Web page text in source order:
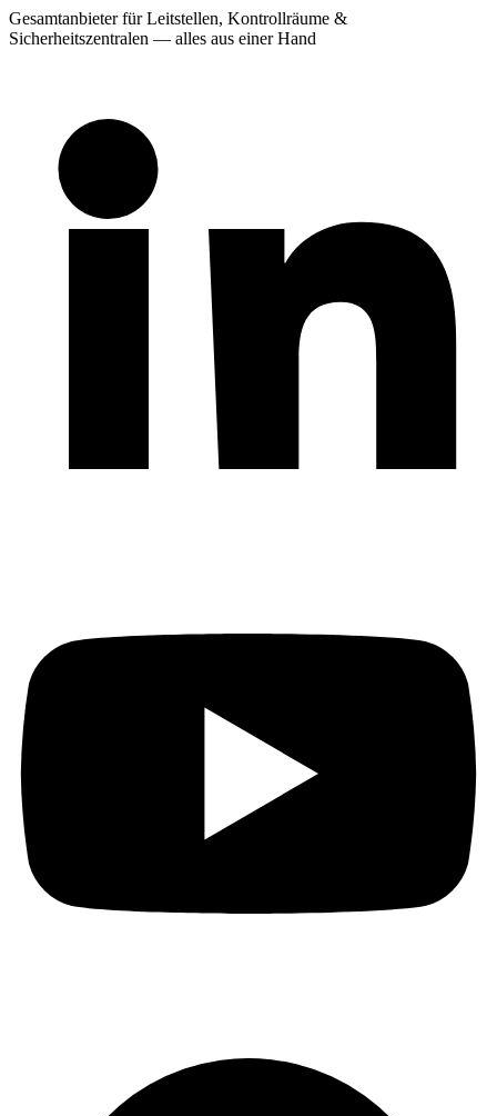
Gesamtanbieter für Leitstellen, Kontrollräume &
Sicherheitszentralen — alles aus einer Hand